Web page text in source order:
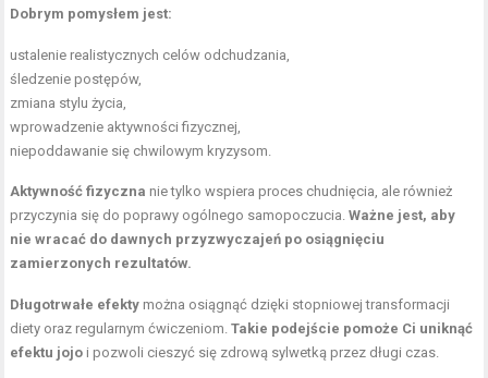
Dobrym pomysłem jest:
ustalenie realistycznych celów odchudzania,
śledzenie postępów,
zmiana stylu życia,
wprowadzenie aktywności fizycznej,
niepoddawanie się chwilowym kryzysom.
Aktywność fizyczna nie tylko wspiera proces chudnięcia, ale również
przyczynia się do poprawy ogólnego samopoczucia.Ważne jest, aby
nie wracać do dawnych przyzwyczajeń po osiągnięciu
zamierzonych rezultatów.
Długotrwałe efekty można osiągnąć dzięki stopniowej transformacji
diety oraz regularnym ćwiczeniom.Takie podejście pomoże Ci uniknąć
efektu jojo i pozwoli cieszyć się zdrową sylwetką przez długi czas.